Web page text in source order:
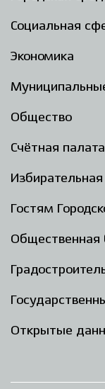
Социальная
Экономика
Общество
Счётная
Гостям
Общественная
Открытые